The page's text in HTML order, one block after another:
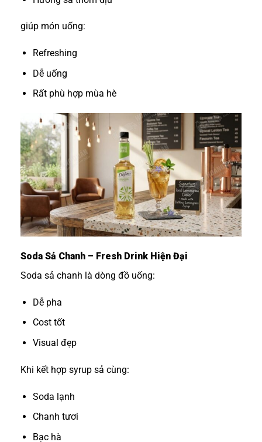
giúp món uống:
Refreshing
Dễ uống
Rất phù hợp mùa hè
Soda Sả Chanh – Fresh Drink Hiện Đại
Soda sả chanh là dòng đồ uống:
Dễ pha
Cost tốt
Visual đẹp
Khi kết hợp syrup sả cùng:
Soda lạnh
Chanh tươi
Bạc hà